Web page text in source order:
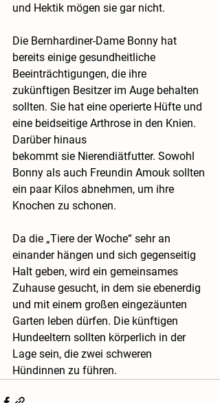
und Hektik mögen sie gar nicht.
Die Bernhardiner-Dame Bonny hat
bereits einige gesundheitliche
Beeinträchtigungen, die ihre
zukünftigen Besitzer im Auge behalten
sollten. Sie hat eine operierte Hüfte und
eine beidseitige Arthrose in den Knien.
Darüber hinaus
bekommt sie Nierendiätfutter. Sowohl
Bonny als auch Freundin Amouk sollten
ein paar Kilos abnehmen, um ihre
Knochen zu schonen.
Da die „Tiere der Woche“ sehr an
einander hängen und sich gegenseitig
Halt geben, wird ein gemeinsames
Zuhause gesucht, in dem sie ebenerdig
und mit einem großen eingezäunten
Garten leben dürfen. Die künftigen
Hundeeltern sollten körperlich in der
Lage sein, die zwei schweren
Hündinnen zu führen.